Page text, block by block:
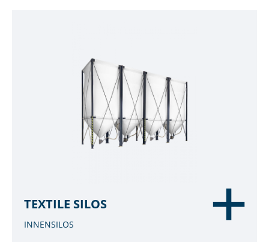
TEXTILE SILOS
INNENSILOS